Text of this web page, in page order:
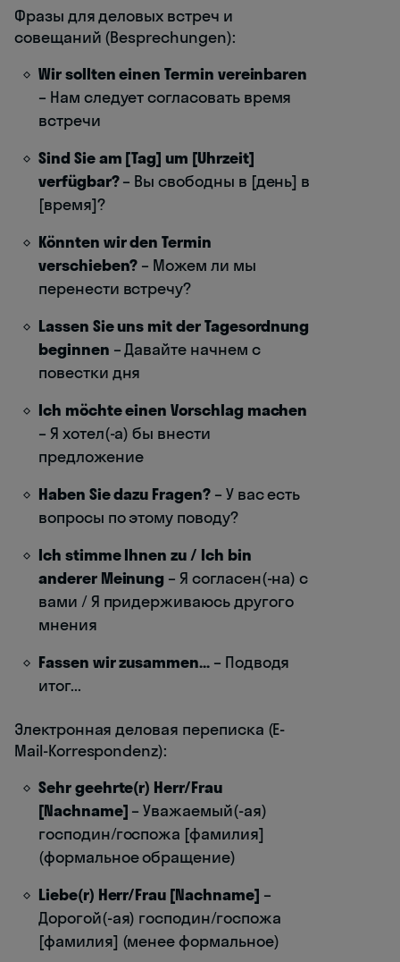
Фразы для деловых встреч и
совещаний (Besprechungen):
Wir sollten einen Termin vereinbaren
– Нам следует согласовать время
встречи
Sind Sie am [Tag] um [Uhrzeit]
verfügbar?– Вы свободны в [день] в
[время]?
Könnten wir den Termin
verschieben? – Можем ли мы
перенести встречу?
Lassen Sie uns mit der Tagesordnung
beginnen – Давайте начнем с
повестки дня
Ich möchte einen Vorschlag machen
– Я хотел(-а) бы внести
предложение
Haben Sie dazu Fragen?– У вас есть
вопросы по этому поводу?
Ich stimme Ihnen zu / Ich bin
anderer Meinung – Я согласен(-на) с
вами / Я придерживаюсь другого
мнения
Fassen wir zusammen...– Подводя
итог...
Электронная деловая переписка (E-
Mail-Korrespondenz):
Sehr geehrte(r) Herr/Frau
[Nachname] – Уважаемый(-ая)
господин/госпожа [фамилия]
(формальное обращение)
Liebe(r) Herr/Frau [Nachname] –
Дорогой(-ая) господин/госпожа
[фамилия] (менее формальное)